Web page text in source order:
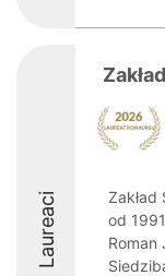
Laureaci
Zakład
od
Roman